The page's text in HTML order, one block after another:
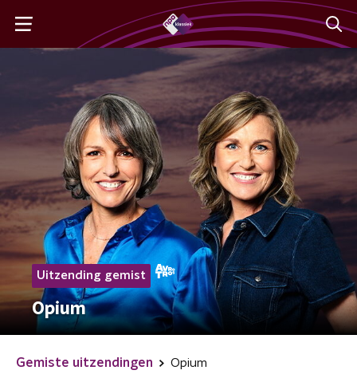
Uitzending gemist
Opium
Gemiste uitzendingen Opium